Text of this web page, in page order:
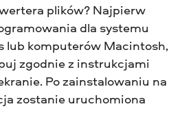
plików? Najpierw
dla systemu
lub komputerów Macintosh,
zgodnie z instrukcjami
Po zainstalowaniu na
zostanie uruchomiona